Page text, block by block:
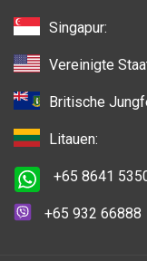
Singapur:
Vereinigte
Britische
Litauen:
+65 8641
+65 932 66888